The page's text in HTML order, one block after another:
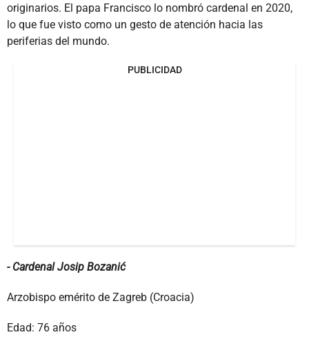
originarios. El papa Francisco lo nombró cardenal en 2020,
lo que fue visto como un gesto de atención hacia las
periferias del mundo.
PUBLICIDAD
- Cardenal Josip Bozanić
Arzobispo emérito de Zagreb (Croacia)
Edad: 76 años